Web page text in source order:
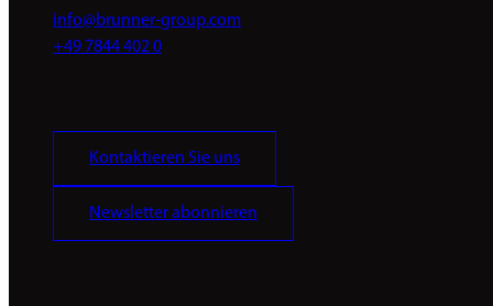
info@brunner-group.com
+49 7844 402 0
Kontaktieren Sie uns
Newsletter abonnieren